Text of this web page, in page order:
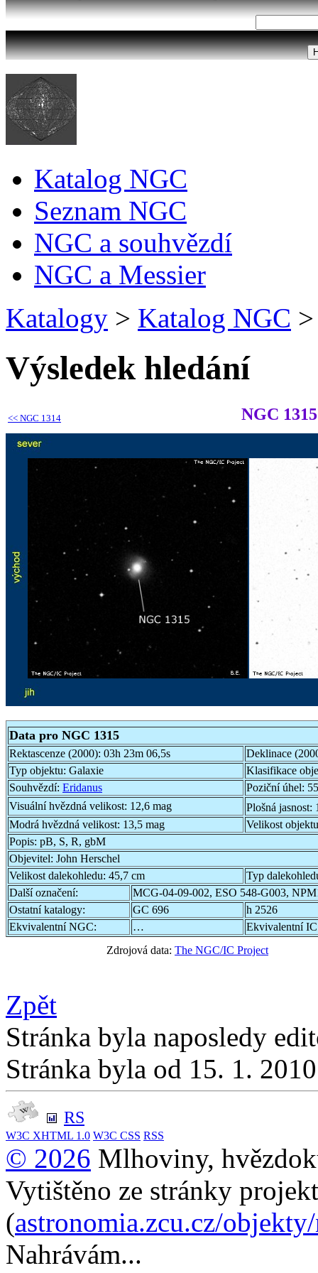
Katalog NGC
Seznam NGC
NGC a souhvězdí
NGC a Messier
Katalogy > Katalog NGC >
Výsledek hledání
<< NGC 1314 NGC 1315
Data pro NGC 1315
Rektascenze (2000): 03h 23m 06,5s
Deklinace
Typ objektu: Galaxie
Klasifikace
Souhvězdí: Eridanus Poziční úhel:
Visuální hvězdná velikost: 12,6 mag Plošná jasnost:
Modrá hvězdná velikost: 13,5 mag
Velikost
Popis: pB, S, R, gbM
Objevitel: John Herschel
Velikost dalekohledu: 45,7 cm
Typ
Další označení:
MCG-04-09-002, ESO 548-G003,
Ostatní katalogy:
GC 696
h 2526
Ekvivalentní NGC:
…
Ekvivalentní
Zdrojová data: The NGC/IC Project
Zpět
Stránka byla naposledy
Stránka byla od 15. 1.
RS
W3C XHTML 1.0 W3C CSS RSS
© 2026 Mlhoviny,
Vytištěno ze stránky
(astronomia.zcu.cz/
Nahrávám...